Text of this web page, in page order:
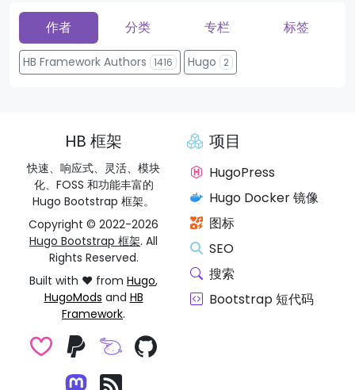
作者 分类 专栏 标签
HB Framework Authors 1416 Hugo 2
HB 框架
快速、响应式、灵活、模块
化、FOSS 和功能丰富的
Hugo Bootstrap 框架。
Copyright © 2022-2026
Hugo Bootstrap 框架. All
Rights Reserved.
Built with ❤️ from Hugo,
HugoMods and HB
Framework.
项目
HugoPress
Hugo Docker 镜像
图标
SEO
搜索
Bootstrap 短代码